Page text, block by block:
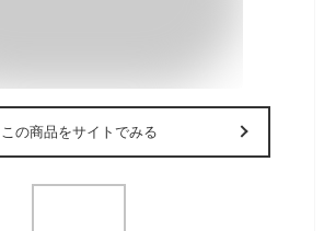
この商品をサイトでみる